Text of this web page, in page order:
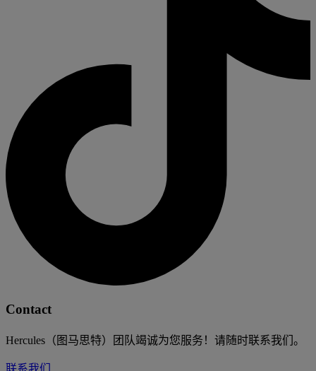
Contact
Hercules（图马思特）团队竭诚为您服务！请随时联系我们。
联系我们